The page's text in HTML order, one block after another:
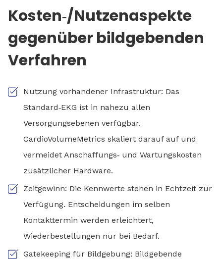
Kosten‑/Nutzenaspekte
gegenüber bildgebenden
Verfahren
Nutzung vorhandener Infrastruktur: Das
Standard‑EKG ist in nahezu allen
Versorgungsebenen verfügbar.
CardioVolumeMetrics skaliert darauf auf und
vermeidet Anschaffungs‑ und Wartungskosten
zusätzlicher Hardware.
Zeitgewinn: Die Kennwerte stehen in Echtzeit zur
Verfügung. Entscheidungen im selben
Kontakttermin werden erleichtert,
Wiederbestellungen nur bei Bedarf.
Gatekeeping für Bildgebung: Bildgebende